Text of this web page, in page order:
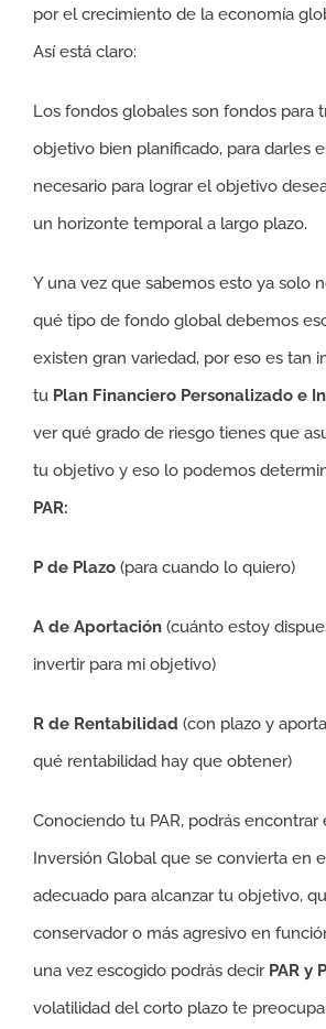
por el crecimiento de la economía
Así está claro:
Los fondos globales son fondos para
objetivo bien planificado, para darles
necesario para lograr el objetivo
un horizonte temporal a largo plazo.
Y una vez que sabemos esto ya solo
qué tipo de fondo global debemos
existen gran variedad, por eso es tan
tu Plan Financiero Personalizado e
ver qué grado de riesgo tienes que
tu objetivo y eso lo podemos
PAR:
P de Plazo (para cuando lo quiero)
A de Aportación (cuánto estoy
invertir para mi objetivo)
R de Rentabilidad (con plazo y
qué rentabilidad hay que obtener)
Conociendo tu PAR, podrás encontrar
Inversión Global que se convierta en
adecuado para alcanzar tu objetivo,
conservador o más agresivo en
una vez escogido podrás decir PAR y
volatilidad del corto plazo te